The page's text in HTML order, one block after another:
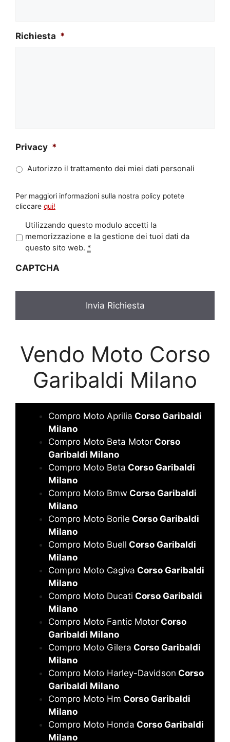
Richiesta *
Privacy *
Autorizzo il trattamento dei miei dati personali
Per maggiori informazioni sulla nostra policy potete
cliccare qui!
r
a
y
Utilizzando questo modulo accetti la
memorizzazione e la gestione dei tuoi dati da
questo sito web. *
CAPTCHA
Vendo Moto Corso
Garibaldi Milano
Compro Moto Aprilia Corso Garibaldi
Milano
Compro Moto Beta Motor Corso
Garibaldi Milano
Compro Moto Beta Corso Garibaldi
Milano
Compro Moto Bmw Corso Garibaldi
Milano
Compro Moto Borile Corso Garibaldi
Milano
Compro Moto Buell Corso Garibaldi
Milano
Compro Moto Cagiva Corso Garibaldi
Milano
Compro Moto Ducati Corso Garibaldi
Milano
Compro Moto Fantic Motor Corso
Garibaldi Milano
Compro Moto Gilera Corso Garibaldi
Milano
Compro Moto Harley-Davidson Corso
Garibaldi Milano
Compro Moto Hm Corso Garibaldi
Milano
Compro Moto Honda Corso Garibaldi
Milano